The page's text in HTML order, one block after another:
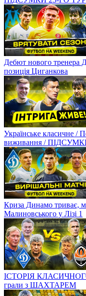
Дебют нового тренера
позиція Циганкова
Українське класичне /
виживання /
Криза Динамо триває,
Малиновського у Лізі 1
ІСТОРІЯ
грали з ШАХТАРЕМ